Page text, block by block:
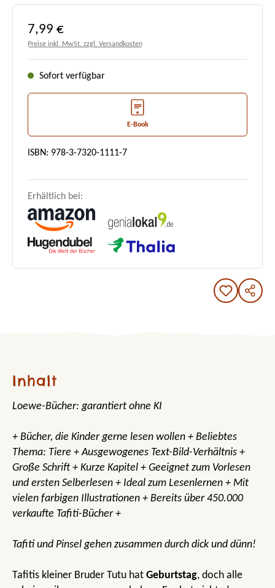
Regulärer Preis:
7,99 €
Preise inkl. MwSt. zzgl. Versandkosten
Sofort verfügbar
E-Book
ISBN: 978-3-7320-1111-7
Erhältlich bei:
Inhalt
Loewe-Bücher: garantiert ohne KI
+ Bücher, die Kinder gerne lesen wollen + Beliebtes
Thema: Tiere + Ausgewogenes Text-Bild-Verhältnis +
Große Schrift + Kurze Kapitel + Geeignet zum Vorlesen
und ersten Selberlesen + Ideal zum Lesenlernen + Mit
vielen farbigen Illustrationen + Bereits über 450.000
verkaufte Tafiti-Bücher +
Tafiti und Pinsel gehen zusammen durch dick und dünn!
Tafitis kleiner Bruder Tutu hat Geburtstag, doch alle